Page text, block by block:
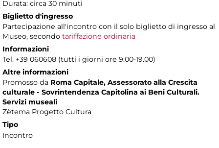
Durata: circa 30 minuti
Biglietto d'ingresso
Partecipazione all'incontro con il solo biglietto di ingresso al
Museo, secondo tariffazione ordinaria
Informazioni
Tel. +39 060608 (tutti i giorni ore 9.00-19.00)
Altre informazioni
Promosso da Roma Capitale, Assessorato alla Crescita
culturale - Sovrintendenza Capitolina ai Beni Culturali.
Servizi museali
Zètema Progetto Cultura
Tipo
Incontro